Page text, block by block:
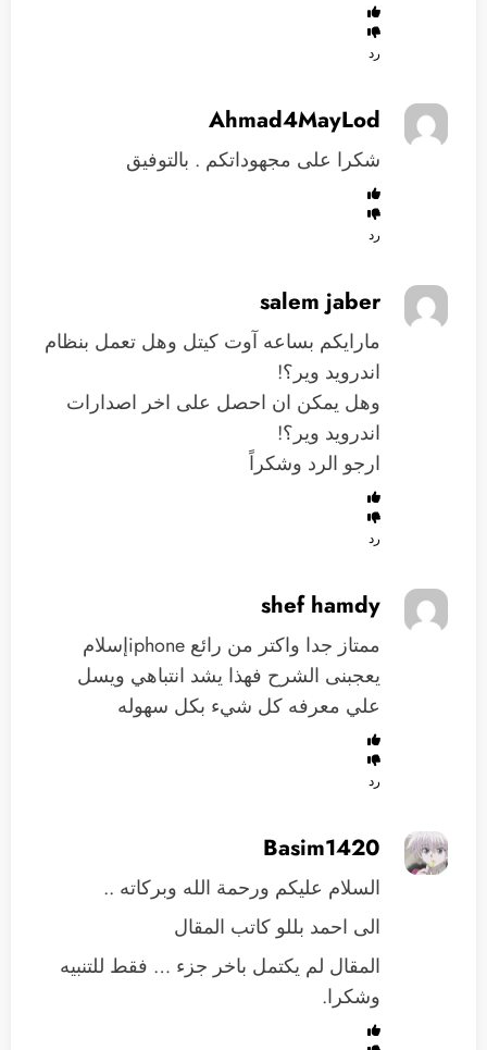
رد
Ahmad4MayLod
شكرا على مجهوداتكم . بالتوفيق
رد
salem jaber
مارايكم بساعه آوت كيتل وهل تعمل بنظام
اندرويد وير؟!
وهل يمكن ان احصل على اخر اصدارات
اندرويد وير؟!
ارجو الرد وشكراً
رد
shef hamdy
ممتاز جدا واكتر من رائع iphoneإسلام
يعجبنى الشرح فهذا يشد انتباهي ويسل
علي معرفه كل شيء بكل سهوله
رد
Basim1420
السلام عليكم ورحمة الله وبركاته ..
الى احمد بللو كاتب المقال
المقال لم يكتمل باخر جزء … فقط للتنبيه
وشكرا.